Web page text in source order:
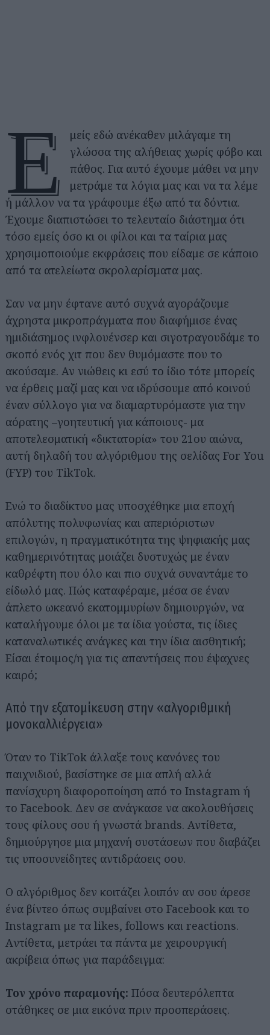
Ε
μείς εδώ ανέκαθεν μιλάγαμε τη
γλώσσα της αλήθειας χωρίς φόβο και
πάθος. Για αυτό έχουμε μάθει να μην
μετράμε τα λόγια μας και να τα λέμε
ή μάλλον να τα γράφουμε έξω από τα δόντια.
Έχουμε διαπιστώσει το τελευταίο διάστημα ότι
τόσο εμείς όσο κι οι φίλοι και τα ταίρια μας
χρησιμοποιούμε εκφράσεις που είδαμε σε κάποιο
από τα ατελείωτα σκρολαρίσματα μας.
Σαν να μην έφτανε αυτό συχνά αγοράζουμε
άχρηστα μικροπράγματα που διαφήμισε ένας
ημιδιάσημος ινφλουένσερ και σιγοτραγουδάμε το
σκοπό ενός χιτ που δεν θυμόμαστε που το
ακούσαμε. Αν νιώθεις κι εσύ το ίδιο τότε μπορείς
να έρθεις μαζί μας και να ιδρύσουμε από κοινού
έναν σύλλογο για να διαμαρτυρόμαστε για την
αόρατης –γοητευτική για κάποιους- μα
αποτελεσματική «δικτατορία» του 21ου αιώνα,
αυτή δηλαδή του αλγόριθμου της σελίδας For You
(FYP) του TikTok.
Ενώ το διαδίκτυο μας υποσχέθηκε μια εποχή
απόλυτης πολυφωνίας και απεριόριστων
επιλογών, η πραγματικότητα της ψηφιακής μας
καθημερινότητας μοιάζει δυστυχώς με έναν
καθρέφτη που όλο και πιο συχνά συναντάμε το
είδωλό μας. Πώς καταφέραμε, μέσα σε έναν
άπλετο ωκεανό εκατομμυρίων δημιουργών, να
καταλήγουμε όλοι με τα ίδια γούστα, τις ίδιες
καταναλωτικές ανάγκες και την ίδια αισθητική;
Είσαι έτοιμος/η για τις απαντήσεις που έψαχνες
καιρό;
Από την εξατομίκευση στην «αλγοριθμική
μονοκαλλιέργεια»
Όταν το TikTok άλλαξε τους κανόνες του
παιχνιδιού, βασίστηκε σε μια απλή αλλά
πανίσχυρη διαφοροποίηση από το Instagram ή
το Facebook. Δεν σε ανάγκασε να ακολουθήσεις
τους φίλους σου ή γνωστά brands. Αντίθετα,
δημιούργησε μια μηχανή συστάσεων που διαβάζει
τις υποσυνείδητες αντιδράσεις σου.
Ο αλγόριθμος δεν κοιτάζει λοιπόν αν σου άρεσε
ένα βίντεο όπως συμβαίνει στο Facebook και το
Instagram με τα likes, follows και reactions.
Aντίθετα, μετράει τα πάντα με χειρουργική
ακρίβεια όπως για παράδειγμα:
Τον χρόνο παραμονής: Πόσα δευτερόλεπτα
στάθηκες σε μια εικόνα πριν προσπεράσεις.